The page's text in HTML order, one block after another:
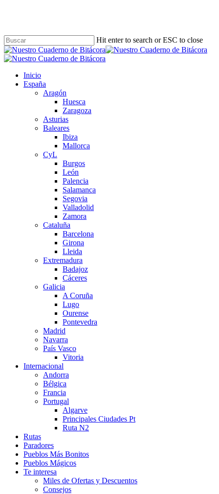
content
Hit enter to search or ESC to close
Close
Search
Buscar
Menu
Inicio
España
Aragón
Huesca
Zaragoza
Asturias
Baleares
Ibiza
Mallorca
CyL
Burgos
León
Palencia
Salamanca
Segovia
Valladolid
Zamora
Cataluña
Barcelona
Girona
Lleida
Extremadura
Badajoz
Cáceres
Galicia
A Coruña
Lugo
Ourense
Pontevedra
Madrid
Navarra
País Vasco
Vitoria
Internacional
Andorra
Bélgica
Francia
Portugal
Algarve
Principales Ciudades Pt
Ruta N2
Rutas
Paradores
Pueblos Más Bonitos
Pueblos Mágicos
Te interesa
Miles de Ofertas y Descuentos
Consejos